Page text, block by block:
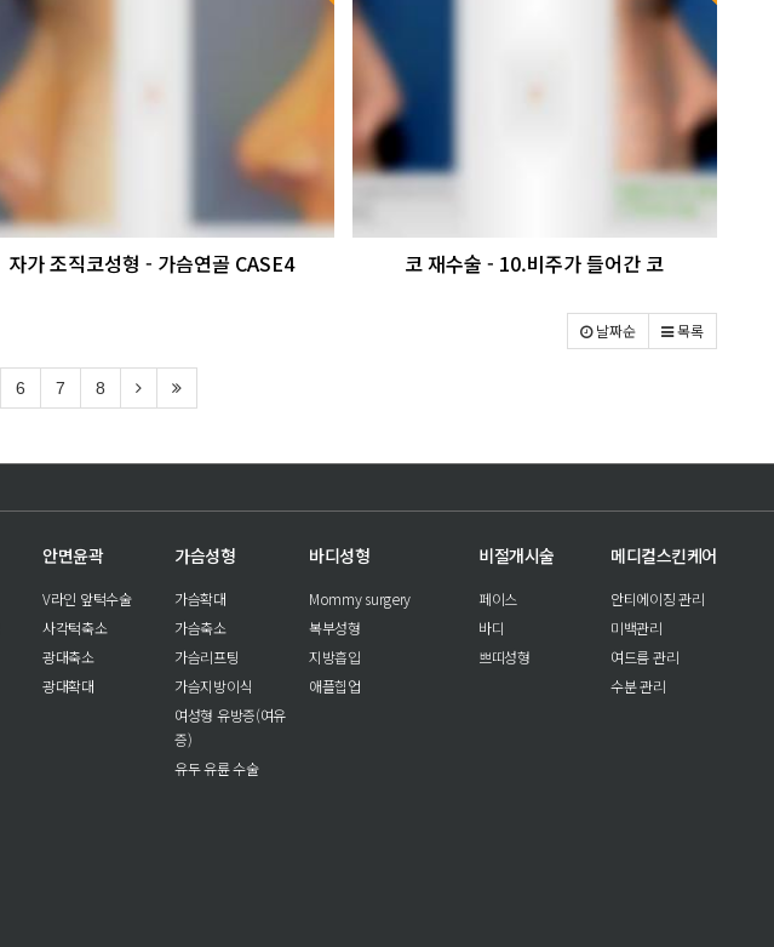
자가 조직코성형 - 가슴연골 CASE4 코 재수술 - 10.비주가 들어간 코
날짜순 목록
6 7 8
안면윤곽
V라인 앞턱수술
사각턱축소
광대축소
광대확대
가슴성형
가슴확대
가슴축소
가슴리프팅
가슴지방이식
여성형 유방증(여유
증)
유두 유륜 수술
바디성형
Mommy surgery
복부성형
지방흡입
애플힙업
비절개시술
페이스
바디
쁘띠성형
메디컬스킨케어
안티에이징 관리
미백관리
여드름 관리
수분 관리